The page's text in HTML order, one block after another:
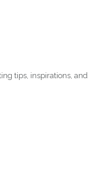
tips, inspirations, and